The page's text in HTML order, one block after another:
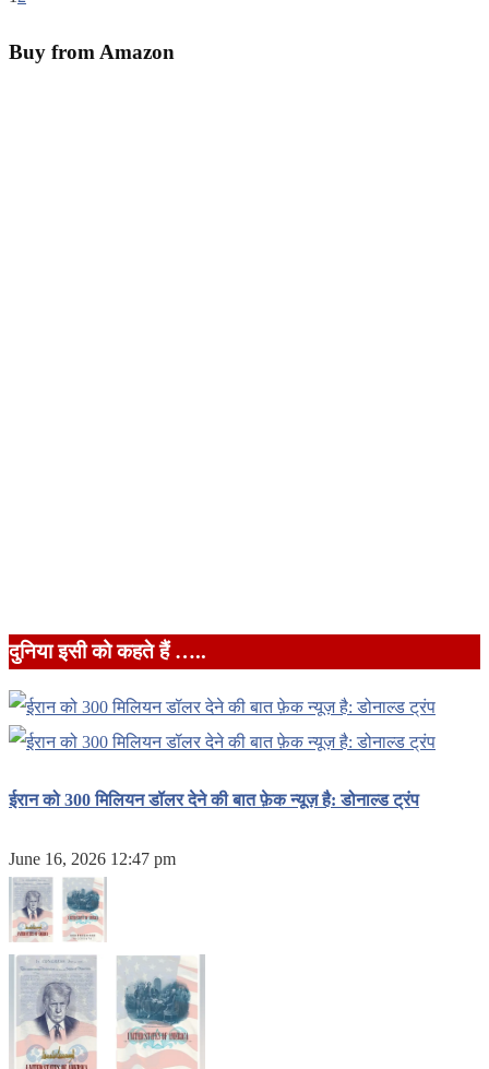
Buy from Amazon
दुनिया इसी को कहते हैं …..
ईरान को 300 मिलियन डॉलर देने की बात फ़ेक न्यूज़ है: डोनाल्ड ट्रंप
June 16, 2026 12:47 pm